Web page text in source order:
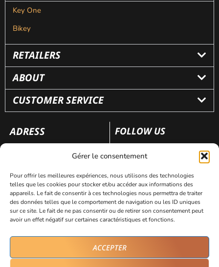
Gérer le consentement
Pour offrir les meilleures expériences, nous utilisons des technologies
telles que les cookies pour stocker et/ou accéder aux informations des
appareils. Le fait de consentir à ces technologies nous permettra de traiter
des données telles que le comportement de navigation ou les ID uniques
sur ce site. Le fait de ne pas consentir ou de retirer son consentement peut
avoir un effet négatif sur certaines caractéristiques et fonctions.
ACCEPTER
Key One
Bikey
RETAILERS
ABOUT
CUSTOMER SERVICE
ADRESS
110 rue Frédéric Fays
FOLLOW US
Legal notice Personal data protection policy